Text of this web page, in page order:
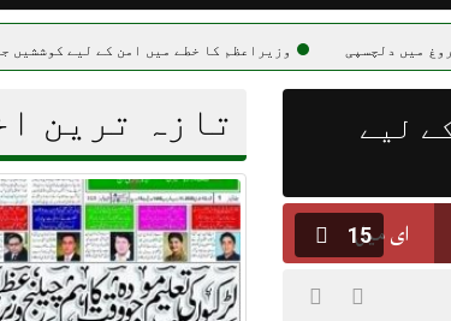
وزیراعظم کا خطے میں امن کے لیے کوششیں جاری رکھنے کا
تازہ ترین
لیے
ای میل
15